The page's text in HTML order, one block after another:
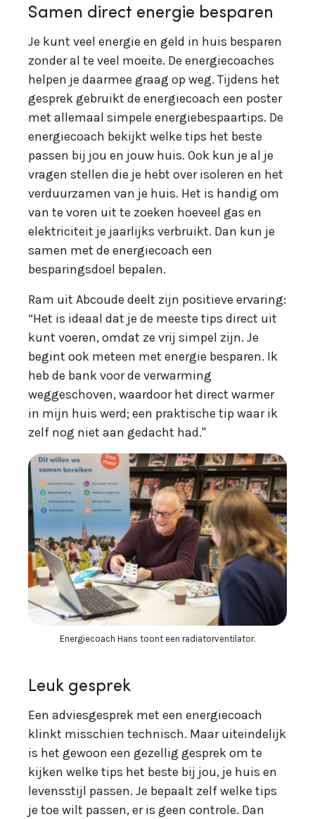
Samen direct energie besparen
Je kunt veel energie en geld in huis besparen
zonder al te veel moeite. De energiecoaches
helpen je daarmee graag op weg. Tijdens het
gesprek gebruikt de energiecoach een poster
met allemaal simpele energiebespaartips. De
energiecoach bekijkt welke tips het beste
passen bij jou en jouw huis. Ook kun je al je
vragen stellen die je hebt over isoleren en het
verduurzamen van je huis. Het is handig om
van te voren uit te zoeken hoeveel gas en
elektriciteit je jaarlijks verbruikt. Dan kun je
samen met de energiecoach een
besparingsdoel bepalen.
Ram uit Abcoude deelt zijn positieve ervaring:
“Het is ideaal dat je de meeste tips direct uit
kunt voeren, omdat ze vrij simpel zijn. Je
begint ook meteen met energie besparen. Ik
heb de bank voor de verwarming
weggeschoven, waardoor het direct warmer
in mijn huis werd; een praktische tip waar ik
zelf nog niet aan gedacht had."
Energiecoach Hans toont een radiatorventilator.
Leuk gesprek
Een adviesgesprek met een energiecoach
klinkt misschien technisch. Maar uiteindelijk
is het gewoon een gezellig gesprek om te
kijken welke tips het beste bij jou, je huis en
levensstijl passen. Je bepaalt zelf welke tips
je toe wilt passen, er is geen controle. Dan